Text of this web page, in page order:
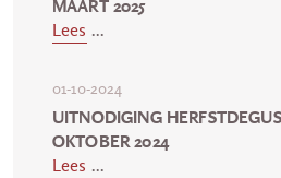
MAART 2025
Lees ...
01-10-2024
UITNODIGING
OKTOBER 2024
Lees ...